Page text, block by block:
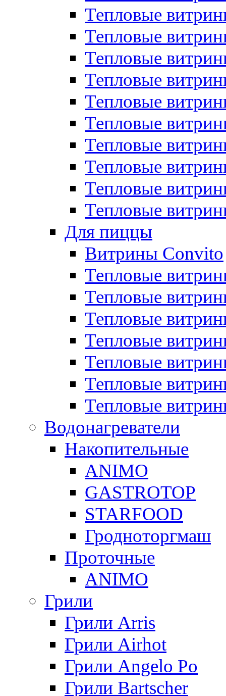
Тепловые
Тепловые
Тепловые
Тепловые
Тепловые
Тепловые
Тепловые
Тепловые
Тепловые
Тепловые
Для пиццы
Витрины Convito
Тепловые
Тепловые
Тепловые
Тепловые
Тепловые
Тепловые
Тепловые
Водонагреватели
Накопительные
ANIMO
GASTROTOP
STARFOOD
Гродноторгмаш
Проточные
ANIMO
Грили
Грили Arris
Грили Airhot
Грили Angelo Po
Грили Bartscher